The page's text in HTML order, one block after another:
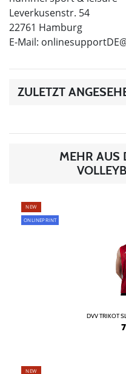
Leverkusenstr. 54
22761 Hamburg
E-Mail:
ZULETZT
MEHR AUS
NEW
ONLINEPRINT
DVV TRIKOT
NEW